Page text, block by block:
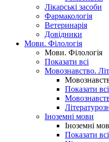
Лікарські засоби
Фармакологія
Ветеринарія
Довідники
Мови. Філологія
Мови. Філологія
Показати всі
Мовознавство.
Показати всі
Іноземні мови
Іноземні
Показати всі